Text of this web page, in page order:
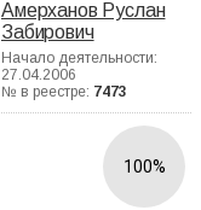
Амерханов Руслан
Забирович
Начало деятельности:
27.04.2006
№ в реестре: 7473
100%